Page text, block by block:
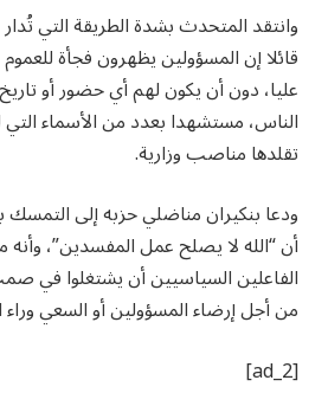
وانتقد المتحدث بشدة الطريقة التي
قائلا إن المسؤولين يظهرون فجأة
عليا، دون أن يكون لهم أي حضور أو
الناس، مستشهدا بعدد من الأسماء
تقلدها مناصب وزارية.
ودعا بنكيران مناضلي حزبه إلى التمسك
أن “الله لا يصلح عمل المفسدين”،
الفاعلين السياسيين أن يشتغلوا
من أجل إرضاء المسؤولين أو السعي
[ad_2]